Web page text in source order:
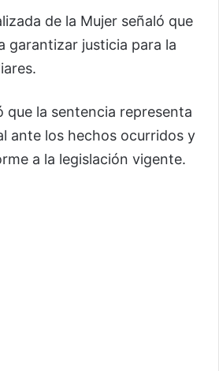
de la Mujer señaló que
garantizar justicia para la
que la sentencia representa
ante los hechos ocurridos y
a la legislación vigente.